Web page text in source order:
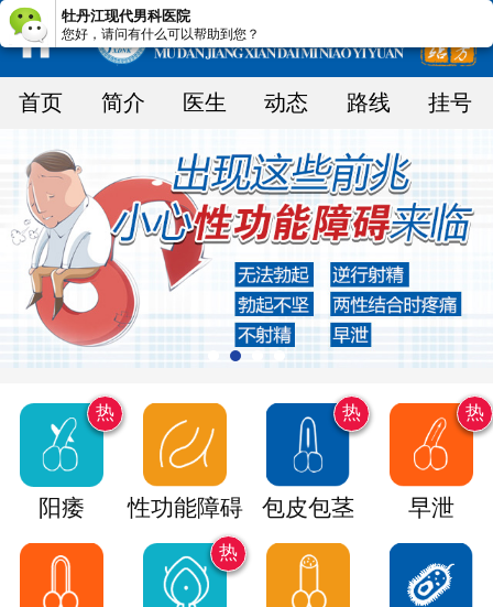
首页 简介 医生 动态 路线 挂号
热
阳痿 性功能障碍
热
包皮包茎
热
早泄
热
牡丹江现代男科医院
您好，请问有什么可以帮助到您？